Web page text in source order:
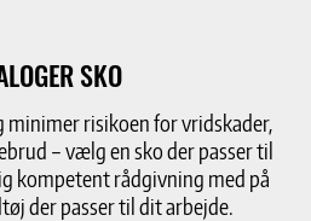
SKO
minimer risikoen for vridskader,
– vælg en sko der passer til
kompetent rådgivning med på
der passer til dit arbejde.